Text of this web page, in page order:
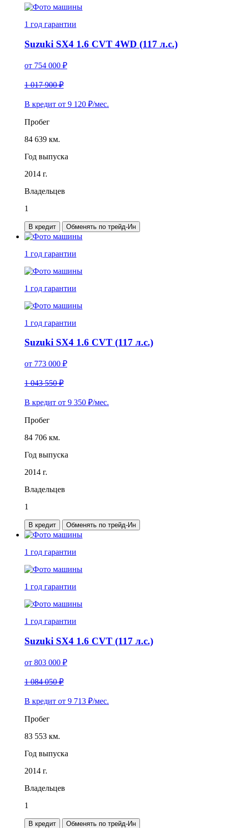
1 год гарантии
Suzuki SX4 1.6 CVT 4WD (117 л.с.)
от 754 000 ₽
1 017 900 ₽
В кредит от 9 120 ₽/мес.
Пробег
84 639 км.
Год выпуска
2014 г.
Владельцев
1
В кредит Обменять по трейд-Ин
1 год гарантии
1 год гарантии
1 год гарантии
Suzuki SX4 1.6 CVT (117 л.с.)
от 773 000 ₽
1 043 550 ₽
В кредит от 9 350 ₽/мес.
Пробег
84 706 км.
Год выпуска
2014 г.
Владельцев
1
В кредит Обменять по трейд-Ин
1 год гарантии
1 год гарантии
1 год гарантии
Suzuki SX4 1.6 CVT (117 л.с.)
от 803 000 ₽
1 084 050 ₽
В кредит от 9 713 ₽/мес.
Пробег
83 553 км.
Год выпуска
2014 г.
Владельцев
1
В кредит Обменять по трейд-Ин